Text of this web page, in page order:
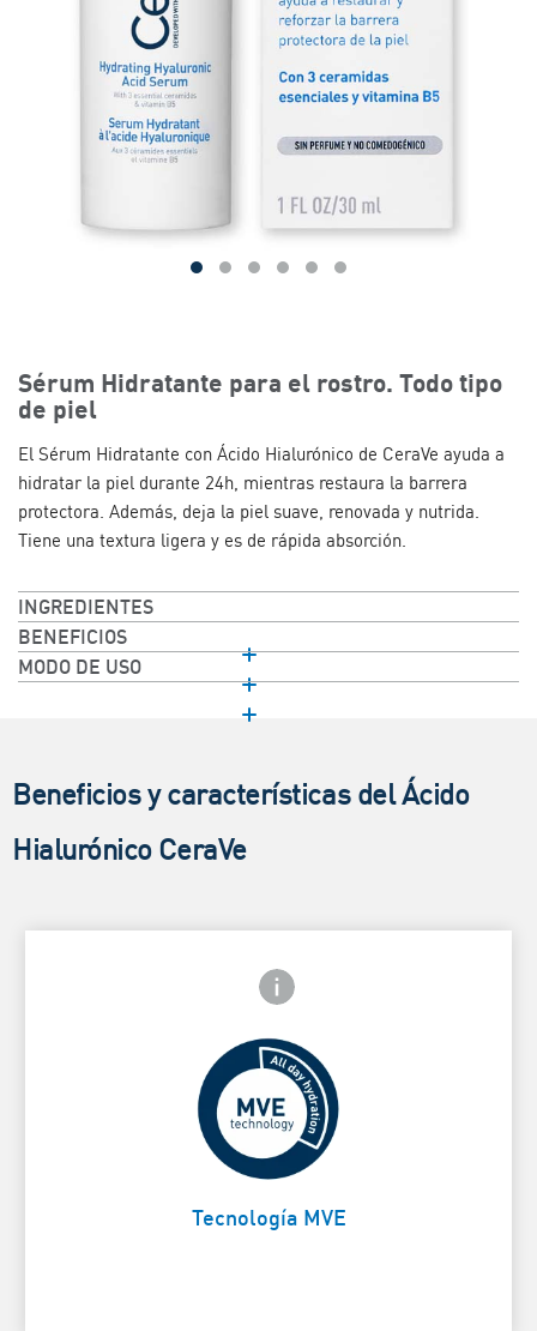
Sérum Hidratante para el rostro. Todo tipo
de piel​
El Sérum Hidratante con Ácido Hialurónico de CeraVe ayuda a
hidratar la piel durante 24h, mientras restaura la barrera
protectora. Además, deja la piel suave, renovada y nutrida.
Tiene una textura ligera y es de rápida absorción.
INGREDIENTES
BENEFICIOS
MODO DE USO​
Beneficios y características del Ácido
Hialurónico CeraVe
Icono de información frontal
Tecnología MVE
Liberación prolongada para
mantener la hidratación
durante 48h